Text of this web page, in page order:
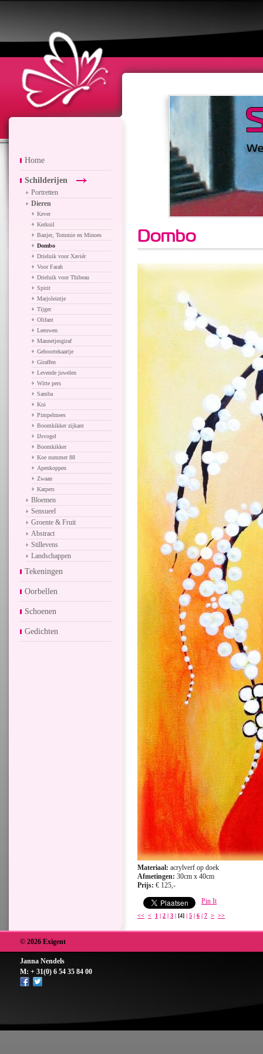
Home
Schilderijen
Portretten
Dieren
Kever
Kerkuil
Banjer, Tommie en Minoes
Dombo
Drieluik voor Xaviér
Voor Farah
Drieluik voor Thibeau
Spirit
Marjoleintje
Tijger
Olifant
Leeuwen
Mannetjesgiraf
Geboortekaartje
Giraffen
Levende juwelen
Witte pers
Samba
Koi
Pimpelmees
Boomkikker zijkant
IJsvogel
Boomkikker
Koe nummer 88
Apenkoppen
Zwaan
Karpers
Bloemen
Sensueel
Groente & Fruit
Abstract
Stillevens
Landschappen
Tekeningen
Oorbellen
Schoenen
Gedichten
Dombo
Materiaal: acrylverf op doek
Afmetingen: 30cm x 40cm
Prijs: € 125,-
Pin It
<< < 1 | 2 | 3 | [4] | 5 | 6 | 7 > >>
© 2026 Exigent
Janna Nendels
M: + 31(0) 6 54 35 84 00